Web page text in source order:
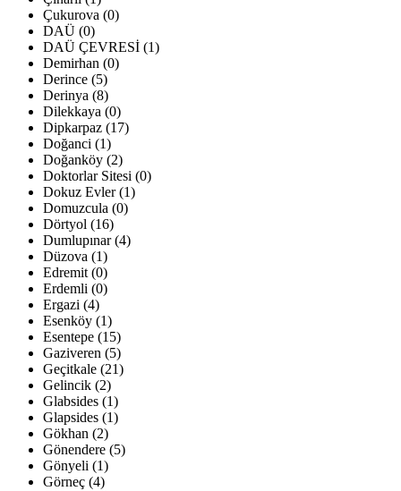
Çukurova (0)
DAÜ (0)
DAÜ ÇEVRESİ (1)
Demirhan (0)
Derince (5)
Derinya (8)
Dilekkaya (0)
Dipkarpaz (17)
Doğanci (1)
Doğanköy (2)
Doktorlar Sitesi (0)
Dokuz Evler (1)
Domuzcula (0)
Dörtyol (16)
Dumlupınar (4)
Düzova (1)
Edremit (0)
Erdemli (0)
Ergazi (4)
Esenköy (1)
Esentepe (15)
Gaziveren (5)
Geçitkale (21)
Gelincik (2)
Glabsides (1)
Glapsides (1)
Gökhan (2)
Gönendere (5)
Gönyeli (1)
Görneç (4)